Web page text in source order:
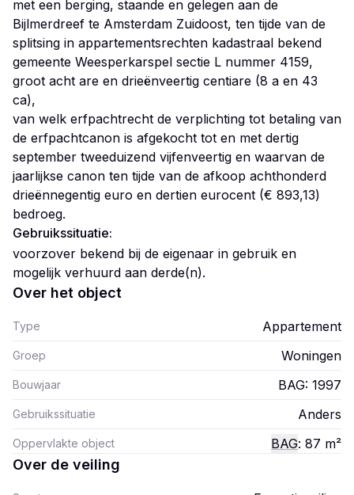
met een berging, staande en gelegen aan de
Bijlmerdreef te Amsterdam Zuidoost, ten tijde van de
splitsing in appartementsrechten kadastraal bekend
gemeente Weesperkarspel sectie L nummer 4159,
groot acht are en drieënveertig centiare (8 a en 43
ca),
van welk erfpachtrecht de verplichting tot betaling van
de erfpachtcanon is afgekocht tot en met dertig
september tweeduizend vijfenveertig en waarvan de
jaarlijkse canon ten tijde van de afkoop achthonderd
drieënnegentig euro en dertien eurocent (€ 893,13)
Gebruikssituatie:
voorzover bekend bij de eigenaar in gebruik en
mogelijk verhuurd aan derde(n).
Over het object
Type Appartement
Groep Woningen
Bouwjaar BAG: 1997
Gebruikssituatie Anders
Oppervlakte object BAG: 87 m²
Over de veiling